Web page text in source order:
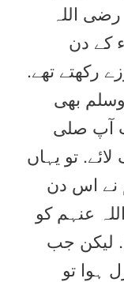
اللہ
کے دن
رکھتے تھے.
بھی
آپ صلی
تو یہاں
نے اس دن
عنہم کو
لیکن جب
ہوا تو